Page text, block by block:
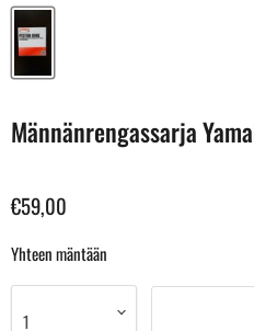
Männänrengassarja
€59,00
Yhteen mäntään